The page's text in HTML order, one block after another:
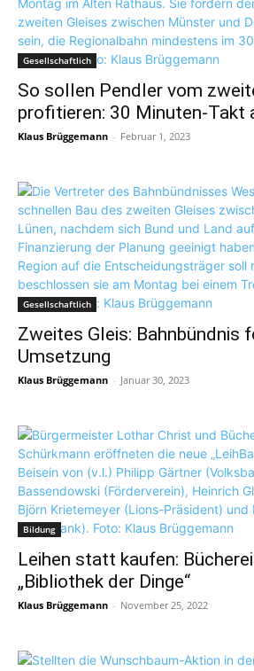
Gesellschaftlich
So sollen Pendler vom
profitieren: 30 Minuten-Takt
Klaus Brüggemann - Februar 1, 2023
Gesellschaftlich
Zweites Gleis: Bahnbündnis
Umsetzung
Klaus Brüggemann - Januar 30, 2023
Bildung
Leihen statt kaufen:
„Bibliothek der Dinge“
Klaus Brüggemann - November 25, 2022